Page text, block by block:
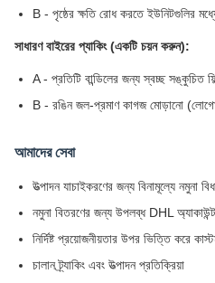
B - পৃষ্ঠের ক্ষতি রোধ করতে ইউনিটগুলির
সাধারণ বাইরের প্যাকিং (একটি চয়ন করুন):
A - প্রতিটি বান্ডিলের জন্য স্বচ্ছ সঙ্কুচিত
B - রঙিন জল-প্রমাণ কাগজ মোড়ানো (লোগো
আমাদের সেবা
উত্পাদন যাচাইকরণের জন্য বিনামূল্যে নমুনা
নমুনা বিতরণের জন্য উপলব্ধ DHL অ্যাকাউন্ট
নির্দিষ্ট প্রয়োজনীয়তার উপর ভিত্তি করে
চালান ট্র্যাকিং এবং উত্পাদন প্রতিক্রিয়া